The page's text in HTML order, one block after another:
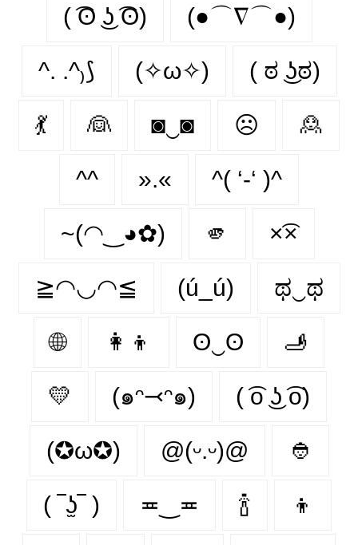
( ͡ʘ ͜ʖ ͡ʘ) (●⌒∇⌒●)
^. .^₎⟆ (✧ω✧) ( ಠ ͜ʖಠ)
💃 👰‍ ◙‿◙ ☹️ 🙎‍
^^ ».« ^( ‘-‘ )^
~(◠‿◕✿) 🫵 ×͡×
≧◠◡◠≦ (ú_ú) ಥ‿ಥ
🌐 👩‍👦 ʘ‿ʘ 🫸
💛 (๑ᵔ⤙ᵔ๑) ( ͡o ͜ʖ ͡o)
(✪ω✪) @(ᵕ.ᵕ)@ 👲
( ‾ʖ̫‾ ) ≖‿≖ 🍾 👦